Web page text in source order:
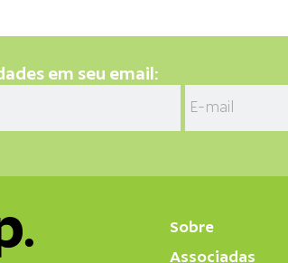
em seu email:
Sobre
Associadas